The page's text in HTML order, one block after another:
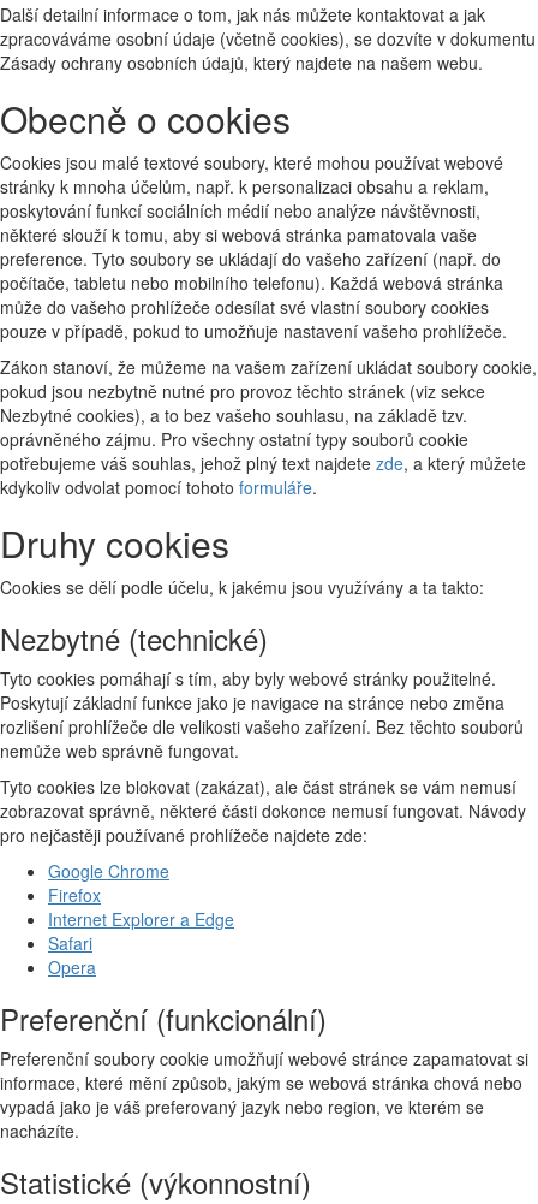
Další detailní informace o tom, jak nás můžete kontaktovat a jak
zpracováváme osobní údaje (včetně cookies), se dozvíte v dokumentu
Zásady ochrany osobních údajů, který najdete na našem webu.
Obecně o cookies
Cookies jsou malé textové soubory, které mohou používat webové
stránky k mnoha účelům, např. k personalizaci obsahu a reklam,
poskytování funkcí sociálních médií nebo analýze návštěvnosti,
některé slouží k tomu, aby si webová stránka pamatovala vaše
preference. Tyto soubory se ukládají do vašeho zařízení (např. do
počítače, tabletu nebo mobilního telefonu). Každá webová stránka
může do vašeho prohlížeče odesílat své vlastní soubory cookies
pouze v případě, pokud to umožňuje nastavení vašeho prohlížeče.
Zákon stanoví, že můžeme na vašem zařízení ukládat soubory cookie,
pokud jsou nezbytně nutné pro provoz těchto stránek (viz sekce
Nezbytné cookies), a to bez vašeho souhlasu, na základě tzv.
oprávněného zájmu. Pro všechny ostatní typy souborů cookie
potřebujeme váš souhlas, jehož plný text najdete zde, a který můžete
kdykoliv odvolat pomocí tohoto formuláře.
Druhy cookies
Cookies se dělí podle účelu, k jakému jsou využívány a ta takto:
Nezbytné (technické)
Tyto cookies pomáhají s tím, aby byly webové stránky použitelné.
Poskytují základní funkce jako je navigace na stránce nebo změna
rozlišení prohlížeče dle velikosti vašeho zařízení. Bez těchto souborů
nemůže web správně fungovat.
Tyto cookies lze blokovat (zakázat), ale část stránek se vám nemusí
zobrazovat správně, některé části dokonce nemusí fungovat. Návody
pro nejčastěji používané prohlížeče najdete zde:
Google Chrome
Firefox
Internet Explorer a Edge
Safari
Opera
Preferenční (funkcionální)
Preferenční soubory cookie umožňují webové stránce zapamatovat si
informace, které mění způsob, jakým se webová stránka chová nebo
vypadá jako je váš preferovaný jazyk nebo region, ve kterém se
nacházíte.
Statistické (výkonnostní)